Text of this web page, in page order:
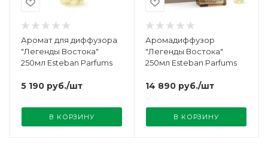
Аромат для диффузора
"Легенды Востока"
250мл Esteban Parfums
5 190 руб./шт
В КОРЗИНУ
Аромадиффузор
"Легенды Востока"
250мл Esteban Parfums
14 890 руб./шт
В КОРЗИНУ